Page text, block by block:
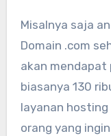
Misalnya saja
Domain .com
akan mendapat
biasanya 130
layanan
orang yang